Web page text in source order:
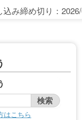
込み締め切り：
はこちら